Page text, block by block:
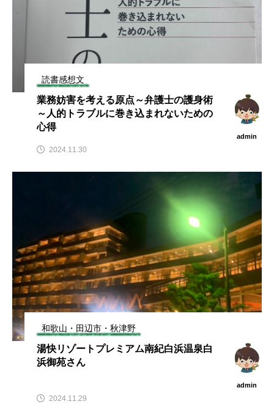
読書感想文
業務妨害を考える原点～弁護士の護身術
～人的トラブルに巻き込まれないための
心得
admin
2024.11.30
和歌山・田辺市・秋津野
湯快リゾートプレミアム南紀白浜温泉白
浜御苑さん
admin
2024.11.29